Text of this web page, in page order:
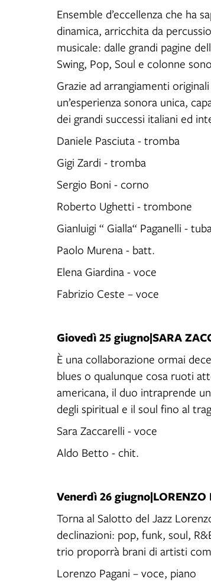
Ensemble d’eccellenza che ha
dinamica, arricchita da
musicale: dalle grandi pagine
Swing, Pop, Soul e colonne
Grazie ad arrangiamenti
un’esperienza sonora unica,
dei grandi successi italiani ed
Daniele Pasciuta - tromba
Gigi Zardi - tromba
Sergio Boni - corno
Roberto Ughetti - trombone
Gianluigi “ Gialla“ Paganelli -
Paolo Murena - batt.
Elena Giardina - voce
Fabrizio Ceste – voce
Giovedì 25 giugno|SARA
È una collaborazione ormai
blues o qualunque cosa ruoti
americana, il duo intraprende
degli spiritual e il soul fino al
Sara Zaccarelli - voce
Aldo Betto - chit.
Venerdì 26
Torna al Salotto del Jazz
declinazioni: pop, funk, soul,
trio proporrà brani di artisti
Lorenzo Pagani – voce, piano